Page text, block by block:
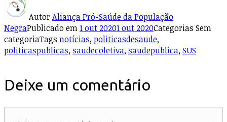
AutorAliança Pró-Saúde da População
NegraPublicado em1 out 20201 out 2020Categorias Sem
categoriaTags notícias, politicasdesaude,
politicaspublicas, saudecoletiva, saudepublica, SUS
Deixe um comentário